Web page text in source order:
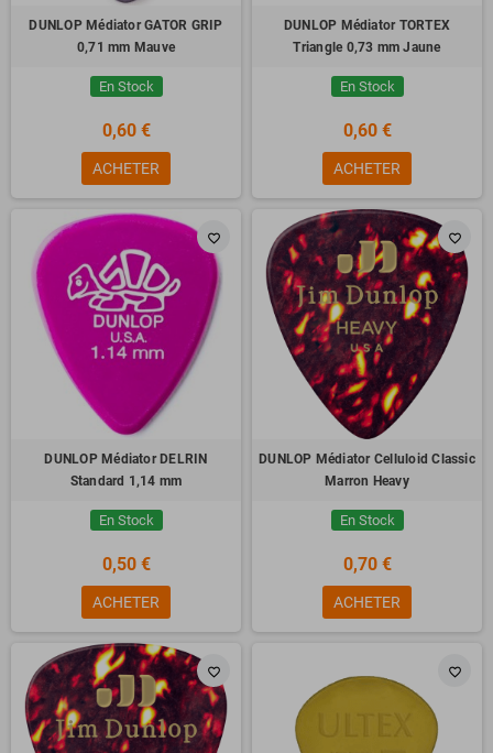
DUNLOP Médiator GATOR GRIP
0,71 mm Mauve
En Stock
0,60 €
ACHETER
DUNLOP Médiator TORTEX
Triangle 0,73 mm Jaune
En Stock
0,60 €
ACHETER
favorite_border
DUNLOP Médiator DELRIN
Standard 1,14 mm
En Stock
0,50 €
ACHETER
favorite_border
DUNLOP Médiator Celluloid Classic
Marron Heavy
En Stock
0,70 €
ACHETER
favorite_border favorite_border